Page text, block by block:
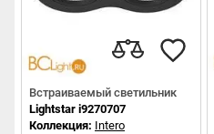
Встраиваемый светильник
Lightstar i9270707
Коллекция: Intero